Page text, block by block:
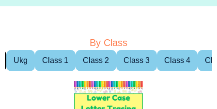
By Class
Ukg Class 1 Class 2 Class 3 Class 4